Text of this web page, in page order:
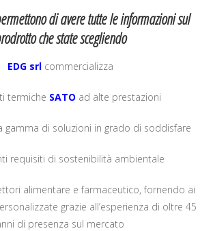
di avere tutte le informazioni sul
che state scegliendo
EDG srl commercializza
termiche SATO ad alte prestazioni
gamma di soluzioni in grado di soddisfare
requisiti di sostenibilità ambientale
alimentare e farmaceutico, fornendo ai
grazie all’esperienza di oltre 45
di presenza sul mercato